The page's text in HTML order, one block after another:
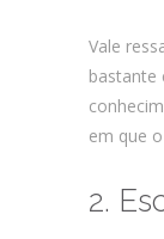
Vale
bastante
em que
2.